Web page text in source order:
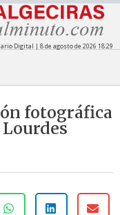
Digital | 8 de agosto de 2026 18:29
fotográfica